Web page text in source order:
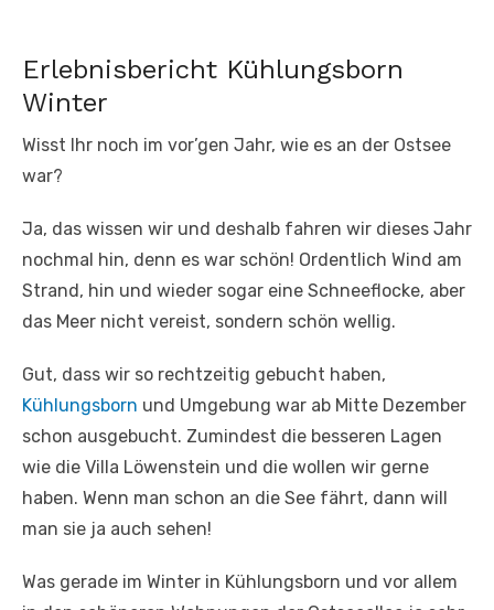
Erlebnisbericht Kühlungsborn
Winter
Wisst Ihr noch im vor’gen Jahr, wie es an der Ostsee
war?
Ja, das wissen wir und deshalb fahren wir dieses Jahr
nochmal hin, denn es war schön! Ordentlich Wind am
Strand, hin und wieder sogar eine Schneeflocke, aber
das Meer nicht vereist, sondern schön wellig.
Gut, dass wir so rechtzeitig gebucht haben,
Kühlungsborn und Umgebung war ab Mitte Dezember
schon ausgebucht. Zumindest die besseren Lagen
wie die Villa Löwenstein und die wollen wir gerne
haben. Wenn man schon an die See fährt, dann will
man sie ja auch sehen!
Was gerade im Winter in Kühlungsborn und vor allem